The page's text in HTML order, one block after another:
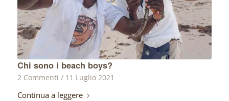
Chi sono i beach boys?
2 Commenti / 11 Luglio 2021
Continua a leggere